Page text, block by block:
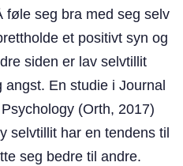
føle seg bra med seg selv
et positivt syn og
siden er lav selvtillit
En studie i Journal
(Orth, 2017)
selvtillit har en tendens til
seg bedre til andre.